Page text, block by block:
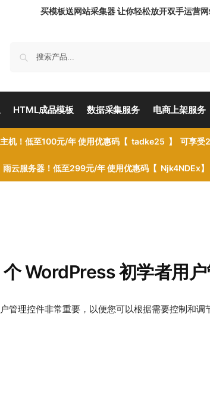
买模板送网站采集器 让你轻松放开双手运营网
HTML成品模板 数据采集服务 电商上架服务
机！低至100元/年 使用优惠码【 tadke25 】 可享受
雨云服务器！低至299元/年 使用优惠码【 Njk4NDEx
WordPress 初学者用
管理控件非常重要，以便您可以根据需要控制和